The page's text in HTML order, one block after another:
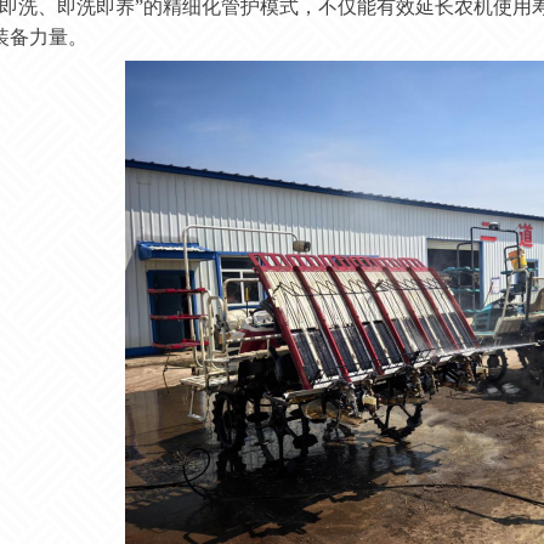
洗、即洗即养”的精细化管护模式，不仅能有效延长农机使
力量。